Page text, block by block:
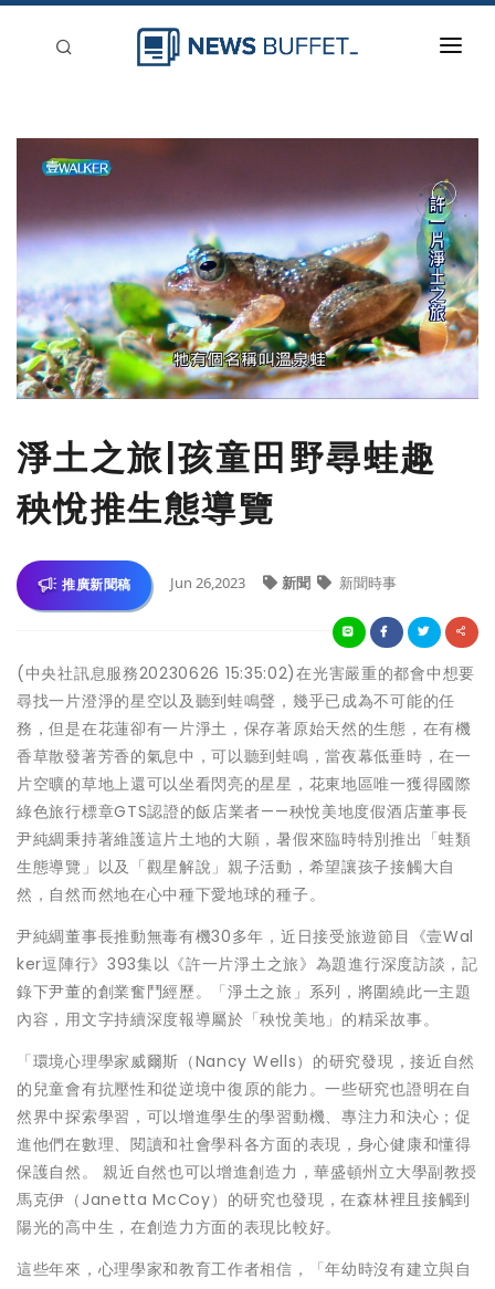
刊登
淨土之旅|孩童田野尋蛙趣
秧悅推生態導覽
推廣新聞稿 Jun 26,2023 新聞 新聞時事
(中央社訊息服務20230626 15:35:02)在光害嚴重的都會中想要
尋找一片澄淨的星空以及聽到蛙鳴聲，幾乎已成為不可能的任
務，但是在花蓮卻有一片淨土，保存著原始天然的生態，在有機
香草散發著芳香的氣息中，可以聽到蛙鳴，當夜幕低垂時，在一
片空曠的草地上還可以坐看閃亮的星星，花東地區唯一獲得國際
綠色旅行標章GTS認證的飯店業者——秧悅美地度假酒店董事長
尹純綢秉持著維護這片土地的大願，暑假來臨時特別推出「蛙類
生態導覽」以及「觀星解說」親子活動，希望讓孩子接觸大自
然，自然而然地在心中種下愛地球的種子。
尹純綢董事長推動無毒有機30多年，近日接受旅遊節目《壹Wal
ker逗陣行》393集以《許一片淨土之旅》為題進行深度訪談，記
錄下尹董的創業奮鬥經歷。「淨土之旅」系列，將圍繞此一主題
內容，用文字持續深度報導屬於「秧悅美地」的精采故事。
「環境心理學家威爾斯（Nancy Wells）的研究發現，接近自然
的兒童會有抗壓性和從逆境中復原的能力。一些研究也證明在自
然界中探索學習，可以增進學生的學習動機、專注力和決心；促
進他們在數理、閱讀和社會學科各方面的表現，身心健康和懂得
保護自然。 親近自然也可以增進創造力，華盛頓州立大學副教授
馬克伊（Janetta McCoy）的研究也發現，在森林裡且接觸到
陽光的高中生，在創造力方面的表現比較好。
這些年來，心理學家和教育工作者相信，「年幼時沒有建立與自